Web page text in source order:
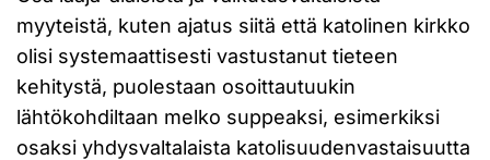
myyteistä, kuten ajatus siitä että katolinen kirkko
olisi systemaattisesti vastustanut tieteen
kehitystä, puolestaan osoittautuukin
lähtökohdiltaan melko suppeaksi, esimerkiksi
osaksi yhdysvaltalaista katolisuudenvastaisuutta